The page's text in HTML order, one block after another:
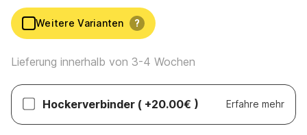
Weitere Varianten ?
Lieferung innerhalb von 3-4 Wochen
Hockerverbinder ( +20.00€ ) Erfahre mehr